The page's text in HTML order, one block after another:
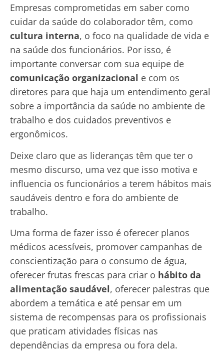
Empresas comprometidas em saber como
cuidar da saúde do colaborador têm, como
cultura interna, o foco na qualidade de vida e
na saúde dos funcionários. Por isso, é
importante conversar com sua equipe de
comunicação organizacional e com os
diretores para que haja um entendimento geral
sobre a importância da saúde no ambiente de
trabalho e dos cuidados preventivos e
ergonômicos.
Deixe claro que as lideranças têm que ter o
mesmo discurso, uma vez que isso motiva e
influencia os funcionários a terem hábitos mais
saudáveis dentro e fora do ambiente de
trabalho.
Uma forma de fazer isso é oferecer planos
médicos acessíveis, promover campanhas de
conscientização para o consumo de água,
oferecer frutas frescas para criar o hábito da
alimentação saudável, oferecer palestras que
abordem a temática e até pensar em um
sistema de recompensas para os profissionais
que praticam atividades físicas nas
dependências da empresa ou fora dela.